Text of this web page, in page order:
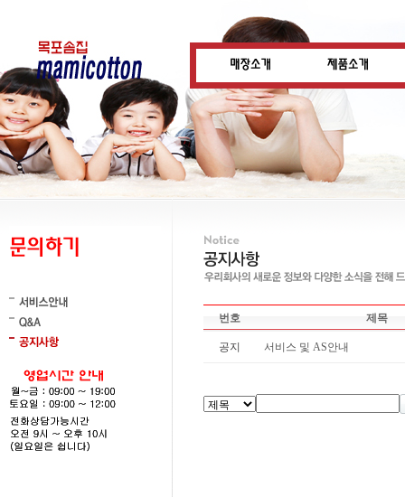
번호 제목
공지 서비스 및 AS안내